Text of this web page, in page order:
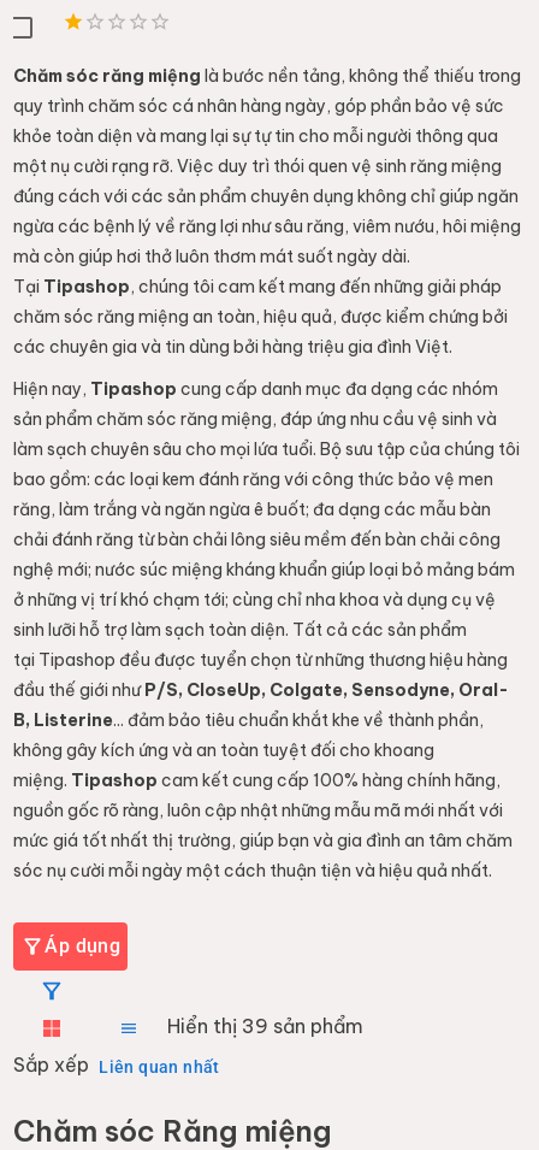
Chăm sóc răng miệng là bước nền tảng, không thể thiếu trong
quy trình chăm sóc cá nhân hàng ngày, góp phần bảo vệ sức
khỏe toàn diện và mang lại sự tự tin cho mỗi người thông qua
một nụ cười rạng rỡ. Việc duy trì thói quen vệ sinh răng miệng
đúng cách với các sản phẩm chuyên dụng không chỉ giúp ngăn
ngừa các bệnh lý về răng lợi như sâu răng, viêm nướu, hôi miệng
mà còn giúp hơi thở luôn thơm mát suốt ngày dài.
Tại Tipashop, chúng tôi cam kết mang đến những giải pháp
chăm sóc răng miệng an toàn, hiệu quả, được kiểm chứng bởi
các chuyên gia và tin dùng bởi hàng triệu gia đình Việt.
Hiện nay, Tipashopcung cấp danh mục đa dạng các nhóm
sản phẩm chăm sóc răng miệng, đáp ứng nhu cầu vệ sinh và
làm sạch chuyên sâu cho mọi lứa tuổi. Bộ sưu tập của chúng tôi
bao gồm: các loại kem đánh răng với công thức bảo vệ men
răng, làm trắng và ngăn ngừa ê buốt; đa dạng các mẫu bàn
chải đánh răng từ bàn chải lông siêu mềm đến bàn chải công
nghệ mới; nước súc miệng kháng khuẩn giúp loại bỏ mảng bám
ở những vị trí khó chạm tới; cùng chỉ nha khoa và dụng cụ vệ
sinh lưỡi hỗ trợ làm sạch toàn diện. Tất cả các sản phẩm
tại Tipashop đều được tuyển chọn từ những thương hiệu hàng
đầu thế giới nhưP/S, CloseUp, Colgate, Sensodyne, Oral-
B, Listerine... đảm bảo tiêu chuẩn khắt khe về thành phần,
không gây kích ứng và an toàn tuyệt đối cho khoang
miệng. Tipashopcam kết cung cấp 100% hàng chính hãng,
nguồn gốc rõ ràng, luôn cập nhật những mẫu mã mới nhất với
mức giá tốt nhất thị trường, giúp bạn và gia đình an tâm chăm
sóc nụ cười mỗi ngày một cách thuận tiện và hiệu quả nhất.
Áp dụng
Hiển thị 39 sản phẩm
Sắp xếp
Liên quan nhất
Chăm sóc Răng miệng